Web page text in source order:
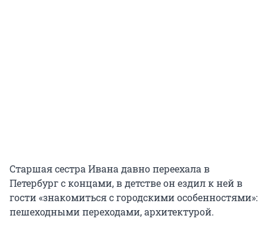
Старшая сестра Ивана давно переехала в
Петербург с концами, в детстве он ездил к ней в
гости «знакомиться с городскими особенностями»:
пешеходными переходами, архитектурой.